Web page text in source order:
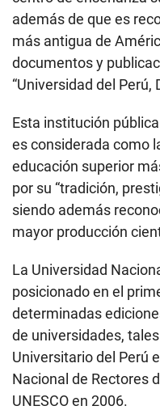
además de que es
más antigua de
documentos y
“Universidad del Perú,
Esta institución
es considerada como
educación superior
por su “tradición,
siendo además
mayor producción
La Universidad
posicionado en el
determinadas
de universidades,
Universitario del Perú
Nacional de Rectores
UNESCO en 2006.